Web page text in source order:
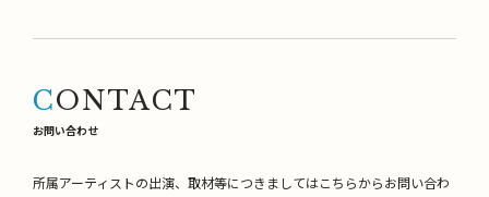
CONTACT
お問い合わせ
所属アーティストの出演、取材等につきましてはこちらからお問い合わ